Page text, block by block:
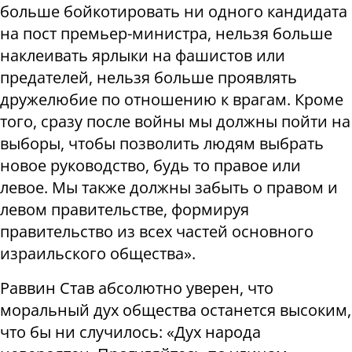
больше бойкотировать ни одного кандидата
на пост премьер-министра, нельзя больше
наклеивать ярлыки на фашистов или
предателей, нельзя больше проявлять
дружелюбие по отношению к врагам. Кроме
того, сразу после войны мы должны пойти на
выборы, чтобы позволить людям выбрать
новое руководство, будь то правое или
левое. Мы также должны забыть о правом и
левом правительстве, формируя
правительство из всех частей основного
израильского общества».
Раввин Став абсолютно уверен, что
моральный дух общества останется высоким,
что бы ни случилось: «Дух народа